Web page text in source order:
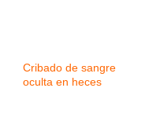
Cribado de sangre
oculta en heces